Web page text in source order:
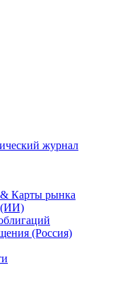
журнал
Карты рынка
(ИИ)
(Россия)